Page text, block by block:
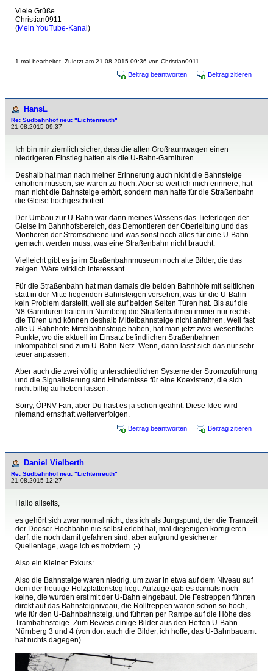
Viele Grüße
Christian0911
(Mein YouTube-Kanal )
1 mal bearbeitet. Zuletzt am 21.08.2015 09:36 von Christian0911.
Beitrag beantworten Beitrag zitieren
HansL
Re: Südbahnhof neu: "Lichtenreuth"
21.08.2015 09:37
Ich bin mir ziemlich sicher, dass die alten Großraumwagen einen
niedrigeren Einstieg hatten als die U-Bahn-Garnituren.
Deshalb hat man nach meiner Erinnerung auch nicht die Bahnsteige
erhöhen müssen, sie waren zu hoch. Aber so weit ich mich erinnere, hat
man nicht die Bahnsteige erhört, sondern man hatte für die Straßenbahn
die Gleise hochgeschottert.
Der Umbau zur U-Bahn war dann meines Wissens das Tieferlegen der
Gleise im Bahnhofsbereich, das Demontieren der Oberleitung und das
Montieren der Stromschiene und was sonst noch alles für eine U-Bahn
gemacht werden muss, was eine Straßenbahn nicht braucht.
Vielleicht gibt es ja im Straßenbahnmuseum noch alte Bilder, die das
zeigen. Wäre wirklich interessant.
Für die Straßenbahn hat man damals die beiden Bahnhöfe mit seitlichen
statt in der Mitte liegenden Bahnsteigen versehen, was für die U-Bahn
kein Problem darstellt, weil sie auf beiden Seiten Türen hat. Bis auf die
N8-Garnituren hatten in Nürnberg die Straßenbahnen immer nur rechts
die Türen und können deshalb Mittelbahnsteige nicht anfahren. Weil fast
alle U-Bahnhöfe Mittelbahnsteige haben, hat man jetzt zwei wesentliche
Punkte, wo die aktuell im Einsatz befindlichen Straßenbahnen
inkompatibel sind zum U-Bahn-Netz. Wenn, dann lässt sich das nur sehr
teuer anpassen.
Aber auch die zwei völlig unterschiedlichen Systeme der Stromzuführung
und die Signalisierung sind Hindernisse für eine Koexistenz, die sich
nicht billig aufheben lassen.
Sorry, ÖPNV-Fan, aber Du hast es ja schon geahnt. Diese Idee wird
niemand ernsthaft weiterverfolgen.
Beitrag beantworten Beitrag zitieren
Daniel Vielberth
Re: Südbahnhof neu: "Lichtenreuth"
21.08.2015 12:27
Hallo allseits,
es gehört sich zwar normal nicht, das ich als Jungspund, der die Tramzeit
der Dooser Hochbahn nie selbst erlebt hat, mal diejenigen korrigieren
darf, die noch damit gefahren sind, aber aufgrund gesicherter
Quellenlage, wage ich es trotzdem. ;-)
Also ein Kleiner Exkurs:
Also die Bahnsteige waren niedrig, um zwar in etwa auf dem Niveau auf
dem der heutige Holzplattensteg liegt. Aufzüge gab es damals noch
keine, die wurden erst mit der U-Bahn eingebaut. Die Festreppen führten
direkt auf das Bahnsteigniveau, die Rolltreppen waren schon so hoch,
wie für den U-Bahnbahnsteig, und führten per Rampe auf die Höhe des
Trambahnsteige. Zum Beweis einige Bilder aus den Heften U-Bahn
Nürnberg 3 und 4 (von dort auch die Bilder, ich hoffe, das U-Bahnbauamt
hat nichts dagegen).